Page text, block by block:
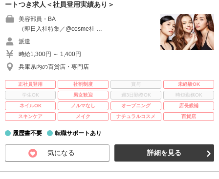
ートつき求人＜社員登用実績あり＞
美容部員・BA
（即日入社特集／@cosme社 …
派遣
時給1,300円 ～ 1,400円
兵庫県内の百貨店・専門店
正社員登用 社割制度 賞与
未経験OK
学生OK
男女歓迎 週3日勤務OK
時短勤務OK
ネイルOK
ノルマなし オープニング
店長候補
スキンケア
メイク ナチュラルコスメ 百貨店
履歴書不要 転職サポートあり
気になる 詳細を見る